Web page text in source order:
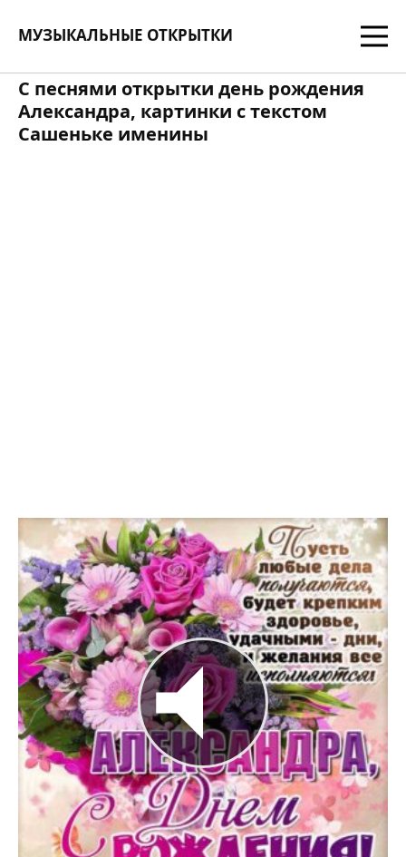
МУЗЫКАЛЬНЫЕ ОТКРЫТКИ
С песнями открытки день рождения
Александра, картинки с текстом
Сашеньке именины